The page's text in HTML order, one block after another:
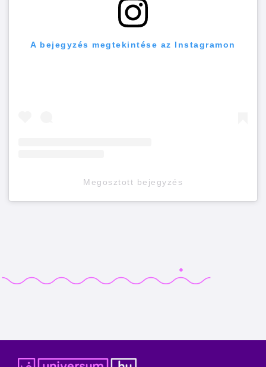
A bejegyzés megtekintése az Instagramon
Megosztott bejegyzés